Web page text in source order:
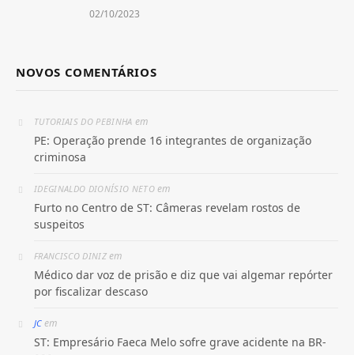
02/10/2023
NOVOS COMENTÁRIOS
TUTORIAIS DO PEBINHA em
PE: Operação prende 16 integrantes de organização
criminosa
IDEGINALDO DIONÍSIO NETOem
Furto no Centro de ST: Câmeras revelam rostos de
suspeitos
FRANCISCO DINIZem
Médico dar voz de prisão e diz que vai algemar repórter
por fiscalizar descaso
JCem
ST: Empresário Faeca Melo sofre grave acidente na BR-